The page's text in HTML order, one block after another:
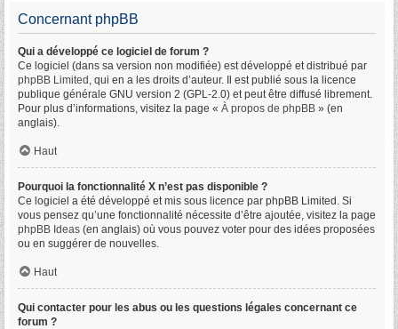
Concernant phpBB
Qui a développé ce logiciel de forum ?
Ce logiciel (dans sa version non modifiée) est développé et distribué par
phpBB Limited , qui en a les droits d’auteur. Il est publié sous la licence
publique générale GNU version 2 (GPL-2.0) et peut être diffusé librement.
Pour plus d’informations, visitez la page « À propos de phpBB » (en
anglais).
Haut
Pourquoi la fonctionnalité X n’est pas disponible ?
Ce logiciel a été développé et mis sous licence par phpBB Limited. Si
vous pensez qu’une fonctionnalité nécessite d’être ajoutée, visitez la page
phpBB Ideas (en anglais) où vous pouvez voter pour des idées proposées
ou en suggérer de nouvelles.
Haut
Qui contacter pour les abus ou les questions légales concernant ce
forum ?